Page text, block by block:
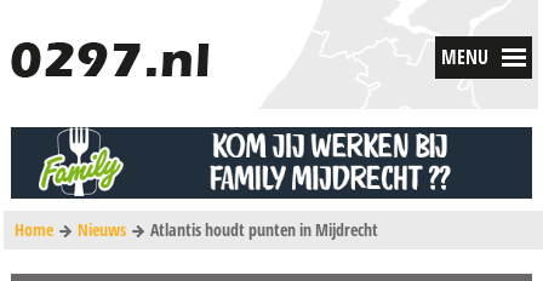
MENU
Home Nieuws Atlantis houdt punten in Mijdrecht